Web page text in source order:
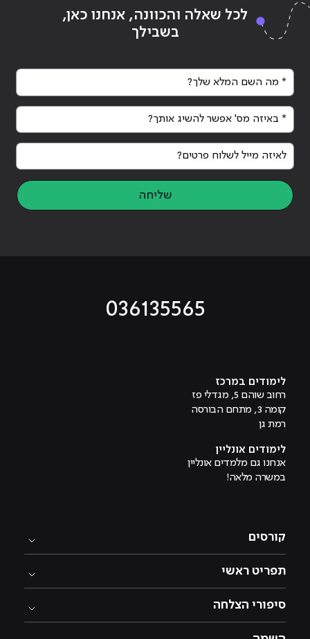
Continue reading
לכל שאלה והכוונה, אנחנו כאן,
בשבילך
* מה השם המלא שלך?
* באיזה מס' אפשר להשיג אותך?
לאיזה מייל לשלוח פרטים?
שליחה
036135565
לימודים במרכז
רחוב שוהם 5, מגדלי פז
קומה 3, מתחם הבורסה
רמת גן
לימודים אונליין
אנחנו גם מלמדים אונליין
במשרה מלאה!
קורסים
תפריט ראשי
סיפורי הצלחה